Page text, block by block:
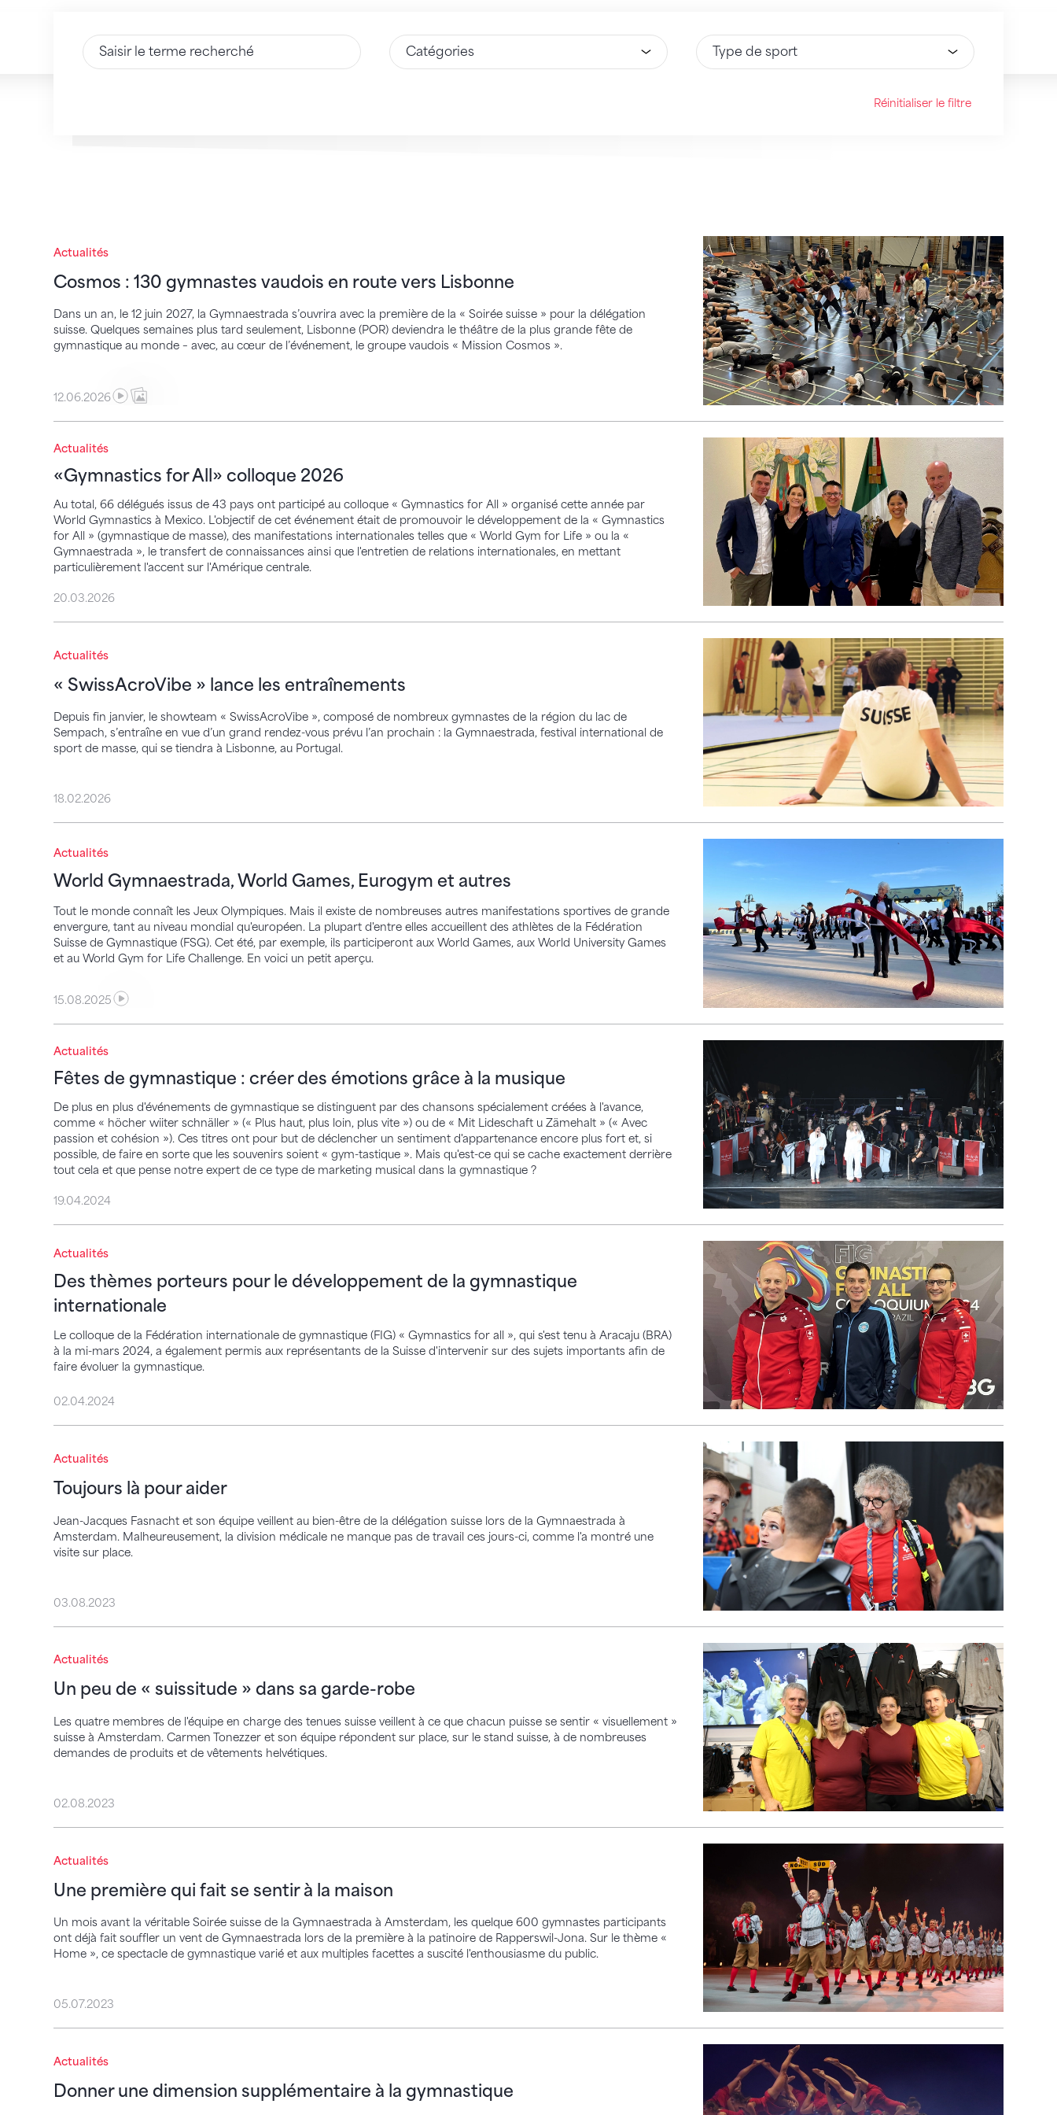
Saisir du texte Sélectionnez une option Sélectionnez une option
Réinitialiser le filtre
Actualités
Cosmos : 130 gymnastes vaudois en route vers Lisbonne
Dans un an, le 12 juin 2027, la Gymnaestrada s’ouvrira avec la première de la « Soirée suisse » pour la délégation
suisse. Quelques semaines plus tard seulement, Lisbonne (POR) deviendra le théâtre de la plus grande fête de
gymnastique au monde – avec, au cœur de l’événement, le groupe vaudois « Mission Cosmos ».
Cosmos : 130 gymnastes vaudois en route vers Lisbonne
12.06.2026
Actualités
«Gymnastics for All» colloque 2026
Au total, 66 délégués issus de 43 pays ont participé au colloque « Gymnastics for All » organisé cette année par
World Gymnastics à Mexico. L'objectif de cet événement était de promouvoir le développement de la « Gymnastics
for All » (gymnastique de masse), des manifestations internationales telles que « World Gym for Life » ou la «
Gymnaestrada », le transfert de connaissances ainsi que l'entretien de relations internationales, en mettant
particulièrement l'accent sur l'Amérique centrale.
«Gymnastics for All» colloque 2026
20.03.2026
Actualités
« SwissAcroVibe » lance les entraînements
Depuis fin janvier, le showteam « SwissAcroVibe », composé de nombreux gymnastes de la région du lac de
Sempach, s’entraîne en vue d’un grand rendez-vous prévu l’an prochain : la Gymnaestrada, festival international de
sport de masse, qui se tiendra à Lisbonne, au Portugal.
« SwissAcroVibe » lance les entraînements
18.02.2026
Actualités
World Gymnaestrada, World Games, Eurogym et autres
Tout le monde connaît les Jeux Olympiques. Mais il existe de nombreuses autres manifestations sportives de grande
envergure, tant au niveau mondial qu'européen. La plupart d'entre elles accueillent des athlètes de la Fédération
Suisse de Gymnastique (FSG). Cet été, par exemple, ils participeront aux World Games, aux World University Games
et au World Gym for Life Challenge. En voici un petit aperçu.
World Gymnaestrada, World Games, Eurogym et autres
15.08.2025
Actualités
Fêtes de gymnastique : créer des émotions grâce à la musique
De plus en plus d'événements de gymnastique se distinguent par des chansons spécialement créées à l'avance,
comme « höcher wiiter schnäller » (« Plus haut, plus loin, plus vite ») ou de « Mit Lideschaft u Zämehalt » (« Avec
passion et cohésion »). Ces titres ont pour but de déclencher un sentiment d'appartenance encore plus fort et, si
possible, de faire en sorte que les souvenirs soient « gym-tastique ». Mais qu'est-ce qui se cache exactement derrière
tout cela et que pense notre expert de ce type de marketing musical dans la gymnastique ?
Fêtes de gymnastique : créer des émotions grâce à la musique
19.04.2024
Actualités
Des thèmes porteurs pour le développement de la gymnastique
internationale
Le colloque de la Fédération internationale de gymnastique (FIG) « Gymnastics for all », qui s'est tenu à Aracaju (BRA)
à la mi-mars 2024, a également permis aux représentants de la Suisse d'intervenir sur des sujets importants afin de
faire évoluer la gymnastique.
Des thèmes porteurs pour le développement de la gymnastique internationale
02.04.2024
Actualités
Toujours là pour aider
Jean-Jacques Fasnacht et son équipe veillent au bien-être de la délégation suisse lors de la Gymnaestrada à
Amsterdam. Malheureusement, la division médicale ne manque pas de travail ces jours-ci, comme l'a montré une
visite sur place.
Toujours là pour aider
03.08.2023
Actualités
Un peu de « suissitude » dans sa garde-robe
Les quatre membres de l'équipe en charge des tenues suisse veillent à ce que chacun puisse se sentir « visuellement »
suisse à Amsterdam. Carmen Tonezzer et son équipe répondent sur place, sur le stand suisse, à de nombreuses
demandes de produits et de vêtements helvétiques.
Un peu de « suissitude » dans sa garde-robe
02.08.2023
Actualités
Une première qui fait se sentir à la maison
Un mois avant la véritable Soirée suisse de la Gymnaestrada à Amsterdam, les quelque 600 gymnastes participants
ont déjà fait souffler un vent de Gymnaestrada lors de la première à la patinoire de Rapperswil-Jona. Sur le thème «
Home », ce spectacle de gymnastique varié et aux multiples facettes a suscité l'enthousiasme du public.
Une première qui fait se sentir à la maison
05.07.2023
Actualités
Donner une dimension supplémentaire à la gymnastique
Donner une dimension supplémentaire à la gymnastique